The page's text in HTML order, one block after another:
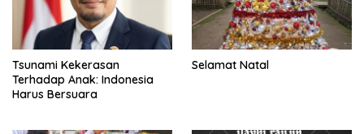
Tsunami Kekerasan
Terhadap Anak: Indonesia
Harus Bersuara
Selamat Natal